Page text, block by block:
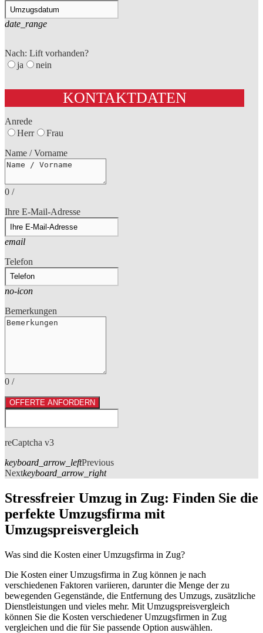
date_range
Nach: Lift vorhanden?
ja
nein
KONTAKTDATEN
Anrede
Herr
Frau
Name / Vorname
0 /
Ihre E-Mail-Adresse
email
Telefon
no-icon
Bemerkungen
0 /
OFFERTE ANFORDERN
reCaptcha v3
keyboard_arrow_leftPrevious
Nextkeyboard_arrow_right
Stressfreier Umzug in Zug: Finden Sie die
perfekte Umzugsfirma mit
Umzugspreisvergleich
Was sind die Kosten einer Umzugsfirma in Zug?
Die Kosten einer Umzugsfirma in Zug können je nach
verschiedenen Faktoren variieren, darunter die Menge der zu
bewegenden Gegenstände, die Entfernung des Umzugs, zusätzliche
Dienstleistungen und vieles mehr. Mit Umzugspreisvergleich
können Sie die Kosten verschiedener Umzugsfirmen in Zug
vergleichen und die für Sie passende Option auswählen.